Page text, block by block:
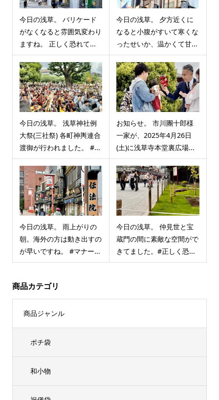
今日の浅草。 バリケード
がなくなると雰囲気変わり
ますね。 正しく恐れて...
今日の浅草。 夕方近くに
なると小腹がすいて寒くな
ったせいか、温かくて甘...
今日の浅草。 浅草神社例
大祭(三社祭) 各町神輿連合
渡御が行われました。 #...
お知らせ。 市川團十郎様
一家が、2025年4月26日
(土)に浅草寺本堂裏広場...
今日の浅草。 雨上がりの
朝。海外の方は動き出すの
が早いですね。 #マナー...
今日の浅草。 仲見世と宝
蔵門の間に素敵な空間がで
きてました。#正しく恐...
商品カテゴリ
商品ジャンル
ポチ袋
和小物